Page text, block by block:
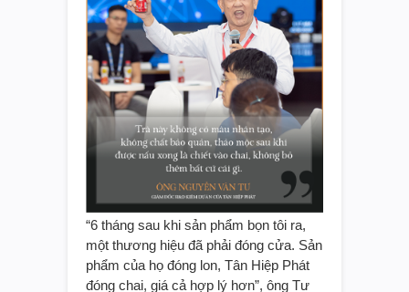
“6 tháng sau khi sản phẩm bọn tôi ra,
một thương hiệu đã phải đóng cửa. Sản
phẩm của họ đóng lon, Tân Hiệp Phát
đóng chai, giá cả hợp lý hơn”, ông Tư